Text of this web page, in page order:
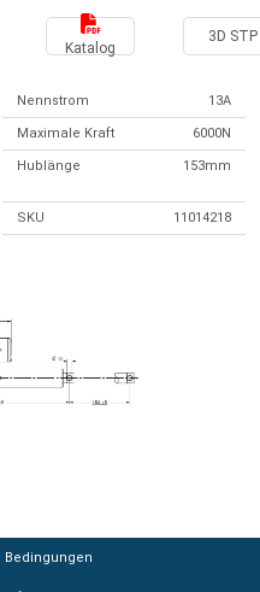
Katalog
3D STP
Nennstrom 13A
Maximale Kraft 6000N
Hublänge 153mm
SKU 11014218
Bedingungen
Bedingungen